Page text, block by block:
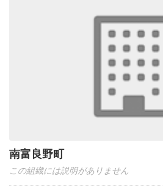
南富良野町
この組織には説明がありません